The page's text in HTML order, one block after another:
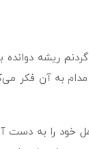
زیر گردنم ریشه
آن فکر